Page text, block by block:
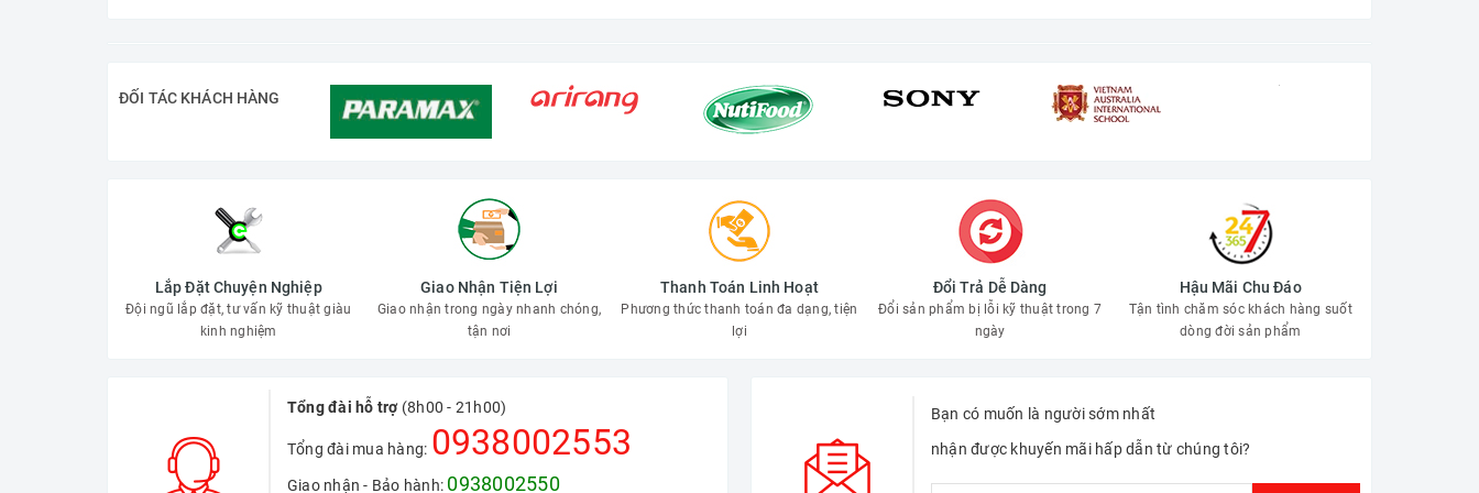
ĐỐI TÁC KHÁCH HÀNG
Lắp Đặt Chuyện Nghiệp
Đội ngũ lắp đặt, tư vấn kỹ thuật giàu
kinh nghiệm
Giao Nhận Tiện Lợi
Giao nhận trong ngày nhanh chóng,
tận nơi
Thanh Toán Linh Hoạt
Phương thức thanh toán đa dạng, tiện
lợi
Đổi Trả Dễ Dàng
Đổi sản phẩm bị lỗi kỹ thuật trong 7
ngày
Hậu Mãi Chu Đáo
Tận tình chăm sóc khách hàng suốt
dòng đời sản phẩm
Tổng đài hỗ trợ(8h00 - 21h00)
Tổng đài mua hàng: 0938002553
Giao nhận - Bảo hành: 0938002550
Bạn có muốn là người sớm nhất
nhận được khuyến mãi hấp dẫn từ chúng tôi?